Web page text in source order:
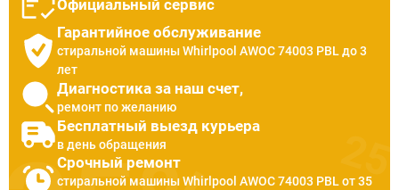
Официальный сервис
Гарантийное обслуживание
стиральной машины Whirlpool AWOC 74003 PBL до 3
лет
Диагностика за наш счет,
ремонт по желанию
Бесплатный выезд курьера
в день обращения
Срочный ремонт
стиральной машины Whirlpool AWOC 74003 PBL от 35